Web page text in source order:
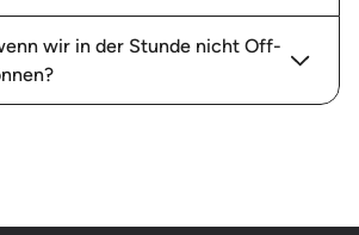
wir in der Stunde nicht Off-